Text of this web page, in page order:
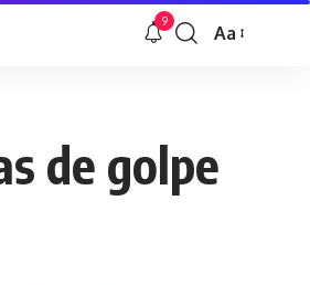
9
Font
Aa
de golpe